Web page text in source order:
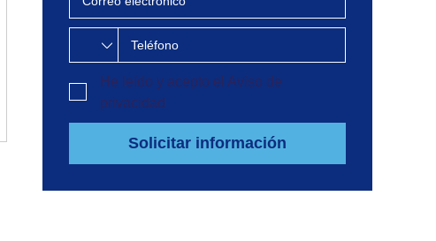
He leído y acepto el Aviso de
privacidad
Solicitar información